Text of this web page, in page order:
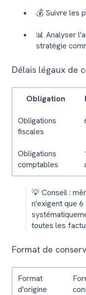
💰 Suivre les
📊 Analyser
stratégie
Délais légaux de
Obligation
Obligations
fiscales
Obligations
comptables
💡 Conseil :
n'exigent que 6
toutes les
Format de
Format
d'origine